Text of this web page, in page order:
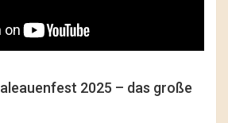
2025 – das große